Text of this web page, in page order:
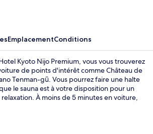
EmplacementConditions
Kyoto Nijo Premium, vous vous trouverez
de points d'intérêt comme Château de
Tenman-gū. Vous pourrez faire une halte
le sauna est à votre disposition pour un
À moins de 5 minutes en voiture,
le personnel attentionné. Les
tout proches. Station de métro Nijōjō-mae